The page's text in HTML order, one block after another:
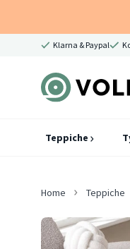
Klarna & Paypal
Teppiche
Home Teppiche